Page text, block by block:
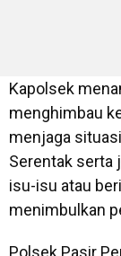
Kapolsek
menghimbau
menjaga
Serentak serta
isu-isu atau
menimbulkan
Polsek Pasir